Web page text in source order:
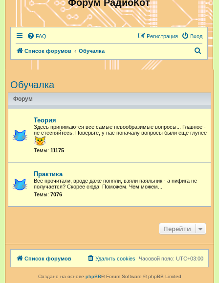
Форум РадиоКот
FAQ Вход
Регистрация
Список форумов Обучалка
Обучалка
Форум
Теория
Здесь принимаются все самые невообразимые вопросы... Главное -
не стесняйтесь. Поверьте, у нас поначалу вопросы были еще глупее
Темы: 11175
Практика
Все прочитали, вроде даже поняли, взяли паяльник - а нифига не
получается? Скорее сюда! Поможем. Чем можем...
Темы: 7076
Перейти
Список форумов Часовой пояс: UTC+03:00
Удалить cookies
Создано на основе phpBB® Forum Software © phpBB Limited